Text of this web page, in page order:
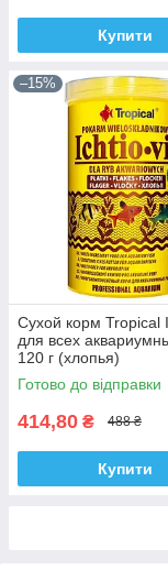
Купити
–15%
Сухой корм Tropical
для всех
120 г (хлопья)
Готово до відправки
414,80 ₴ 488 ₴
Купити